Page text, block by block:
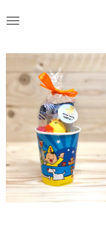
hoofdinhoud